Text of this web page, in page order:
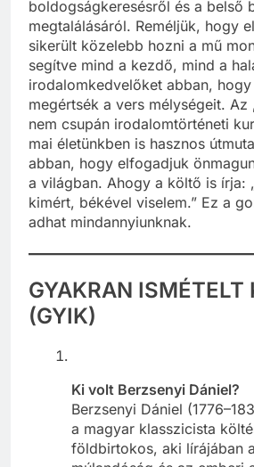
boldogságkeresésről és a belső
megtalálásáról. Reméljük, hogy
sikerült közelebb hozni a mű
segítve mind a kezdő, mind a
irodalomkedvelőket abban,
megértsék a vers mélységeit. Az
nem csupán irodalomtörténeti
mai életünkben is hasznos
abban, hogy elfogadjuk
a világban. Ahogy a költő is írja:
kimért, békével viselem.” Ez a
adhat mindannyiunknak.
GYAKRAN ISMÉTELT
(GYIK)
Ki volt Berzsenyi Dániel?
Berzsenyi Dániel
a magyar klasszicista
földbirtokos, aki lírájában